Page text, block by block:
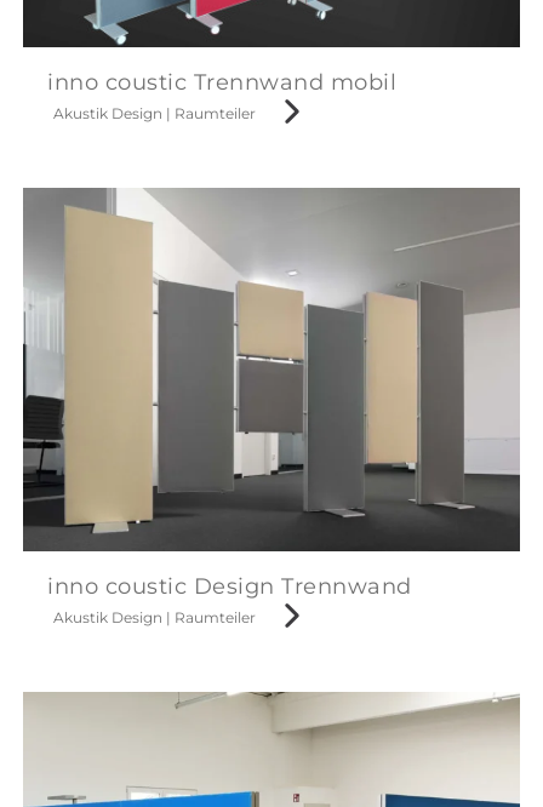
inno coustic Trennwand mobil
Akustik Design | Raumteiler
inno coustic Design Trennwand
Akustik Design | Raumteiler